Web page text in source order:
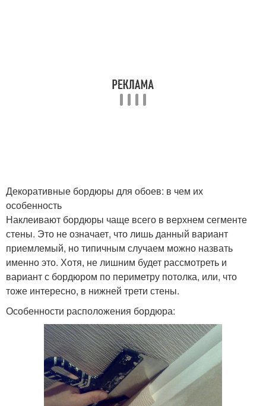
Декоративные бордюры для обоев: в чем их
особенность
Наклеивают бордюры чаще всего в верхнем сегменте
стены. Это не означает, что лишь данный вариант
приемлемый, но типичным случаем можно назвать
именно это. Хотя, не лишним будет рассмотреть и
вариант с бордюром по периметру потолка, или, что
тоже интересно, в нижней трети стены.
Особенности расположения бордюра: